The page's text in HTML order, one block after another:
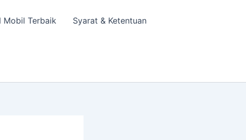
Mobil Terbaik Syarat & Ketentuan